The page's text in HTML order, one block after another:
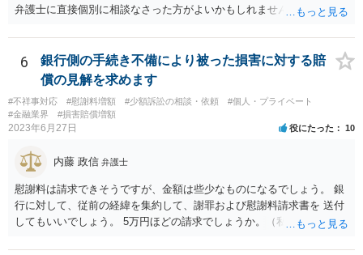
弁護士に直接個別に相談なさった方がよいかもしれません。 （なお、
払うという約束なのであれば、支払計画のリスケジュールの可否につ
いて検討するだけということにはなるはずです。）
6
銀行側の手続き不備により被った損害に対する賠
償の見解を求めます
#不祥事対応 #慰謝料増額 #少額訴訟の相談・依頼
#個人・プライベート
#金融業界
#損害賠償増額
2023年6月27日 役にたった 10
内藤 政信 弁護士
慰謝料は請求できそうですが、金額は些少なものになるでしょう。 銀
行に対して、従前の経緯を集約して、謝罪および慰謝料請求書を 送付
してもいいでしょう。 5万円ほどの請求でしょうか。（私見）